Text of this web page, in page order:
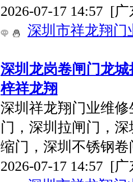
2026-07-17 14:57 [广
深圳市祥龙翔门
深圳龙岗卷闸门龙
梓祥龙翔
深圳祥龙翔门业维
门，深圳拉闸门，
缩门，深圳不锈钢
2026-07-17 14:57 [广